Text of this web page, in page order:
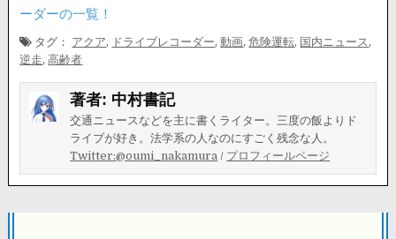
ーダーの一覧！
タグ： アクア, ドライブレコーダー,動画,危険運転, 国内ニュース ,
逆走,高齢者
著者: 中村書記
交通ニュースなどを主に書くライター。三度の飯よりド
ライブが好き。法学系の人なのにすごく残念な人。
Twitter:@oumi_nakamura / プロフィールページ